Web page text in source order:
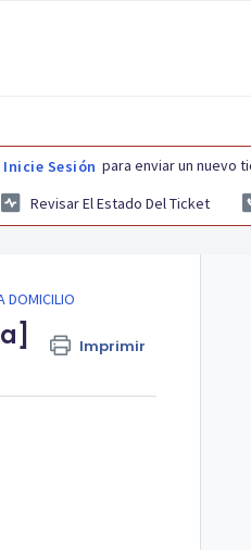
Inicie Sesión para enviar un nuevo
Revisar El Estado Del Ticket
DOMICILIO
Imprimir